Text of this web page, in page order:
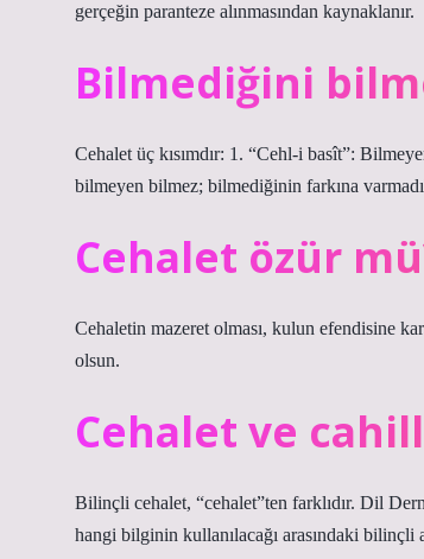
gerçeğin paranteze alınmasından kaynaklanır.
Bilmediğini
Cehalet üç kısımdır: 1. “Cehl-i basît”:
bilmeyen bilmez; bilmediğinin farkına
Cehalet özür
Cehaletin mazeret olması, kulun efendisine
olsun.
Cehalet ve
Bilinçli cehalet, “cehalet”ten farklıdır. Dil
hangi bilginin kullanılacağı arasındaki bilinçli